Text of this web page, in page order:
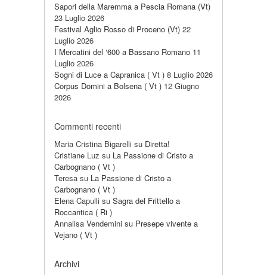
Sapori della Maremma a Pescia Romana (Vt)
23 Luglio 2026
Festival Aglio Rosso di Proceno (Vt) 22
Luglio 2026
I Mercatini del ‘600 a Bassano Romano 11
Luglio 2026
Sogni di Luce a Capranica ( Vt ) 8 Luglio 2026
Corpus Domini a Bolsena ( Vt ) 12 Giugno
2026
Commenti recenti
Maria Cristina Bigarelli su Diretta!
Cristiane Luz su La Passione di Cristo a
Carbognano ( Vt )
Teresa su La Passione di Cristo a
Carbognano ( Vt )
Elena Capulli su Sagra del Frittello a
Roccantica ( Ri )
Annalisa Vendemini su Presepe vivente a
Vejano ( Vt )
Archivi